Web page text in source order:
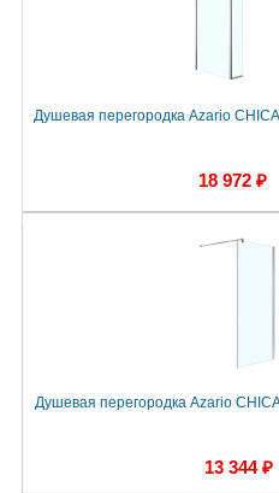
Душевая перегородка Azario
18 972 ₽
Душевая перегородка Azario
13 344 ₽